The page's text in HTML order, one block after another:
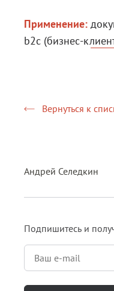
Применение:
b2c (бизнес-
Вернуться к
Андрей Селедкин
Подпишитесь и